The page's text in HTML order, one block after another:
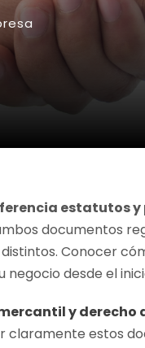
estatutos y
documentos
Conocer
desde el
y derecho
claramente estos